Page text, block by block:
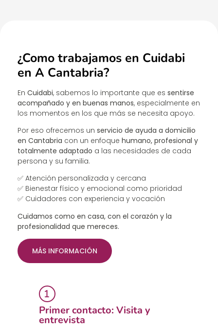
¿Como trabajamos en Cuidabi
en A Cantabria?
En Cuidabi, sabemos lo importante que es sentirse
acompañado y en buenas manos, especialmente en
los momentos en los que más se necesita apoyo.
Por eso ofrecemos un servicio de ayuda a domicilio
en Cantabria con un enfoque humano, profesional y
totalmente adaptado a las necesidades de cada
persona y su familia.
✅ Atención personalizada y cercana
✅ Bienestar físico y emocional como prioridad
✅ Cuidadores con experiencia y vocación
Cuidamos como en casa, con el corazón y la
profesionalidad que mereces.
MÁS INFORMACIÓN
Primer contacto: Visita y
entrevista